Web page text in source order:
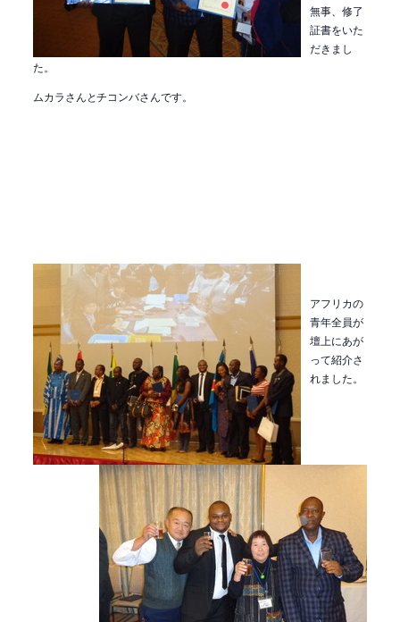
無事、修了
証書をいた
だきまし
た。
ムカラさんとチコンバさんです。
アフリカの
青年全員が
壇上にあが
って紹介さ
れました。